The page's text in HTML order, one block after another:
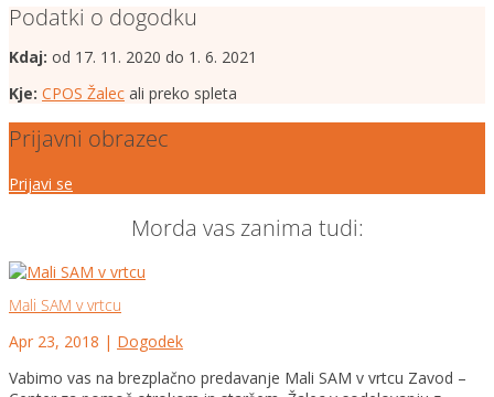
Podatki o dogodku
Kdaj: od 17. 11. 2020 do 1. 6. 2021
Kje: CPOS Žalec ali preko spleta
Prijavni obrazec
Prijavi se
Morda vas zanima tudi:
Mali SAM v vrtcu
Apr 23, 2018 | Dogodek
Vabimo vas na brezplačno predavanje Mali SAM v vrtcu Zavod –